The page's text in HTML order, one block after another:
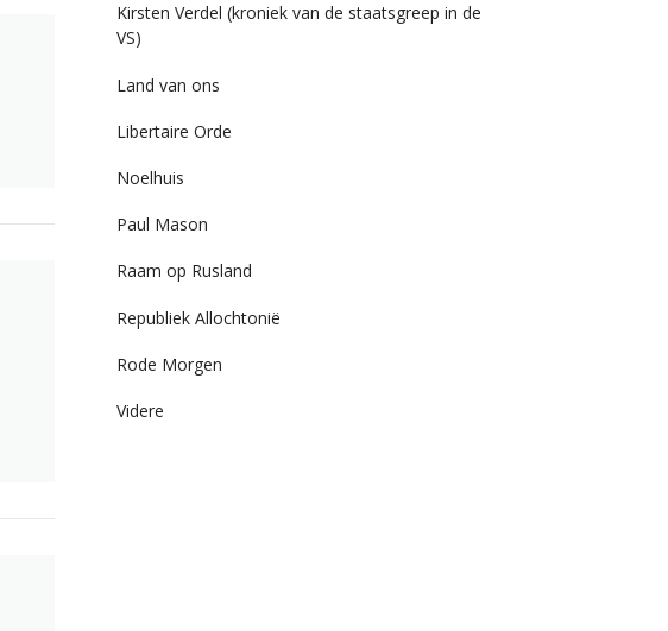
Kirsten Verdel (kroniek van de staatsgreep in de
VS)
Land van ons
Libertaire Orde
Noelhuis
Paul Mason
Raam op Rusland
Republiek Allochtonië
Rode Morgen
Videre